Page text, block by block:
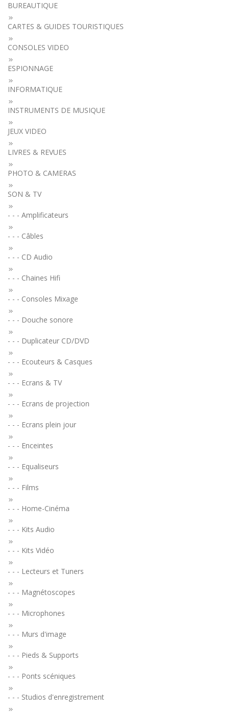
BUREAUTIQUE
CARTES & GUIDES TOURISTIQUES
CONSOLES VIDEO
ESPIONNAGE
INFORMATIQUE
INSTRUMENTS DE MUSIQUE
JEUX VIDEO
LIVRES & REVUES
PHOTO & CAMERAS
SON & TV
- - - Amplificateurs
- - - Câbles
- - - CD Audio
- - - Chaines Hifi
- - - Consoles Mixage
- - - Douche sonore
- - - Duplicateur CD/DVD
- - - Ecouteurs & Casques
- - - Ecrans & TV
- - - Ecrans de projection
- - - Ecrans plein jour
- - - Enceintes
- - - Equaliseurs
- - - Films
- - - Home-Cinéma
- - - Kits Audio
- - - Kits Vidéo
- - - Lecteurs et Tuners
- - - Magnétoscopes
- - - Microphones
- - - Murs d'image
- - - Pieds & Supports
- - - Ponts scéniques
- - - Studios d'enregistrement